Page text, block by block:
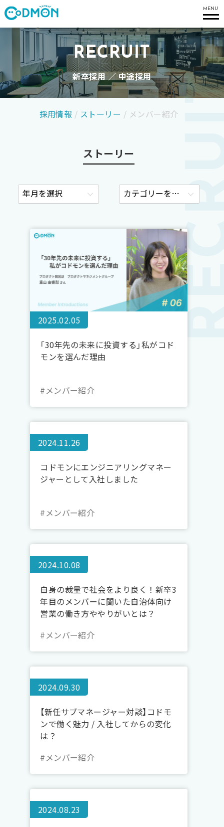
MENU
RECRUIT
新卒採用 ／ 中途採用
採用情報 / ストーリー / メンバー紹介
ストーリー
2025.02.05
「30年先の未来に投資する」私がコド
モンを選んだ理由
#メンバー紹介
2024.11.26
コドモンにエンジニアリングマネー
ジャーとして入社しました
#メンバー紹介
2024.10.08
自身の裁量で社会をより良く！新卒3
年目のメンバーに聞いた自治体向け
営業の働き方ややりがいとは？
#メンバー紹介
2024.09.30
【新任サブマネージャー対談】コドモ
ンで働く魅力 / 入社してからの変化
は？
#メンバー紹介
2024.08.23